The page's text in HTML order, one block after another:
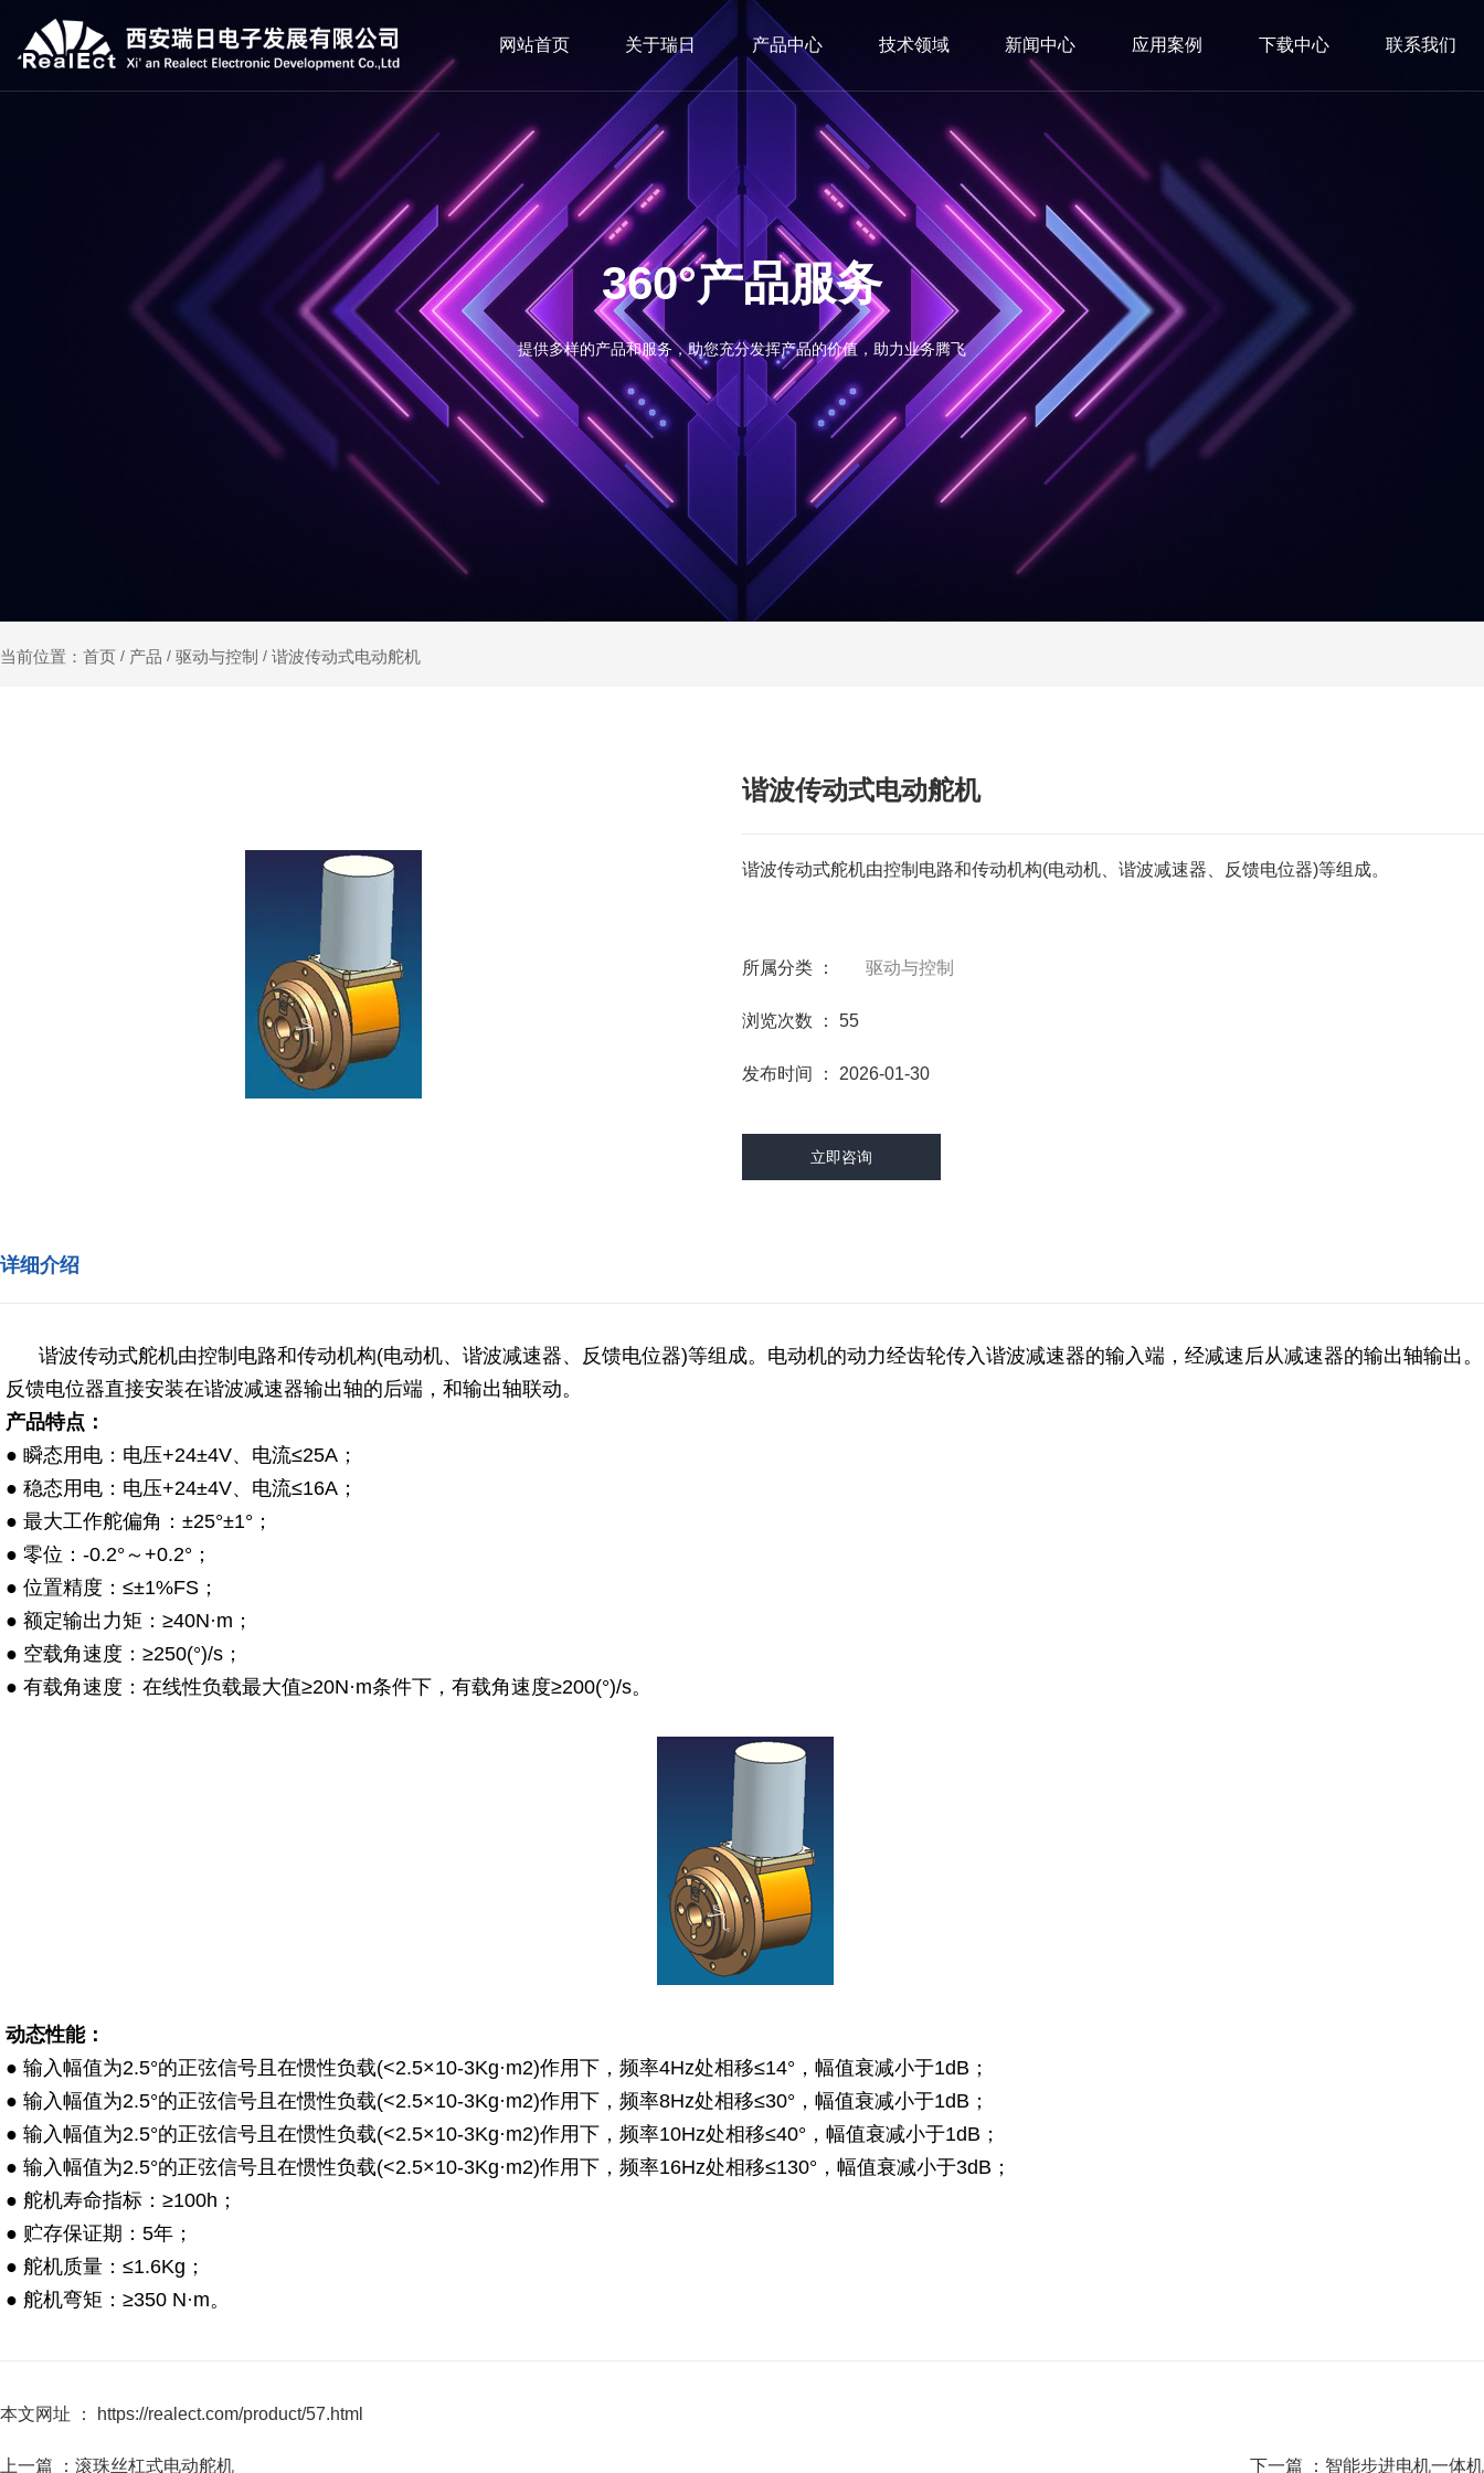
网站首页 关于瑞日 产品中心 技术领域 新闻中心 应用案例 下载中心 联系我们
360°产品服务
提供多样的产品和服务，助您充分发挥产品的价值，助力业务腾飞
当前位置：首页 / 产品 / 驱动与控制 / 谐波传动式电动舵机
谐波传动式电动舵机
谐波传动式舵机由控制电路和传动机构(电动机、谐波减速器、反馈电位器)等组成。
所属分类 ： 驱动与控制
浏览次数 ： 55
发布时间 ： 2026-01-30
立即咨询
详细介绍
谐波传动式舵机由控制电路和传动机构(电动机、谐波减速器、反馈电位器)等组成。电动机的动力经齿轮传入谐波减速器的输入端，经减速后从减速器的输出轴输出。
反馈电位器直接安装在谐波减速器输出轴的后端，和输出轴联动。
产品特点：
● 瞬态用电：电压+24±4V、电流≤25A；
● 稳态用电：电压+24±4V、电流≤16A；
● 最大工作舵偏角：±25°±1°；
● 零位：-0.2°～+0.2°；
● 位置精度：≤±1%FS；
● 额定输出力矩：≥40N·m；
● 空载角速度：≥250(°)/s；
● 有载角速度：在线性负载最大值≥20N·m条件下，有载角速度≥200(°)/s。
动态性能：
● 输入幅值为2.5°的正弦信号且在惯性负载(<2.5×10-3Kg·m2)作用下，频率4Hz处相移≤14°，幅值衰减小于1dB；
● 输入幅值为2.5°的正弦信号且在惯性负载(<2.5×10-3Kg·m2)作用下，频率8Hz处相移≤30°，幅值衰减小于1dB；
● 输入幅值为2.5°的正弦信号且在惯性负载(<2.5×10-3Kg·m2)作用下，频率10Hz处相移≤40°，幅值衰减小于1dB；
● 输入幅值为2.5°的正弦信号且在惯性负载(<2.5×10-3Kg·m2)作用下，频率16Hz处相移≤130°，幅值衰减小于3dB；
● 舵机寿命指标：≥100h；
● 贮存保证期：5年；
● 舵机质量：≤1.6Kg；
● 舵机弯矩：≥350 N·m。
本文网址 ： https://realect.com/product/57.html
上一篇 ： 滚珠丝杠式电动舵机 下一篇 ： 智能步进电机一体机